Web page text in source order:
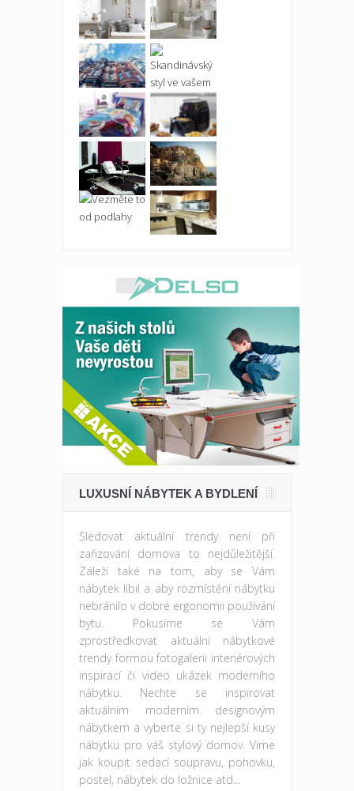
LUXUSNÍ NÁBYTEK A BYDLENÍ
Sledovat aktuální trendy není při
zařizování domova to nejdůležitější.
Záleží také na tom, aby se Vám
nábytek líbil a aby rozmístění nábytku
nebránilo v dobré ergonomii používání
bytu. Pokusíme se Vám
zprostředkovat aktuální nábytkové
trendy formou fotogalerii interiérových
inspirací či video ukázek moderního
nábytku. Nechte se inspirovat
aktuálním moderním designovým
nábytkem a vyberte si ty nejlepší kusy
nábytku pro váš stylový domov. Víme
jak koupit sedací soupravu, pohovku,
postel, nábytek do ložnice atd...